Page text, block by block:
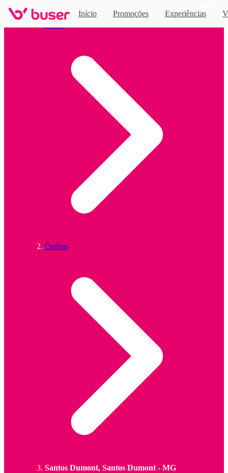
Início Promoções Experiências
Ônibus
Santos Dumont, Santos Dumont - MG